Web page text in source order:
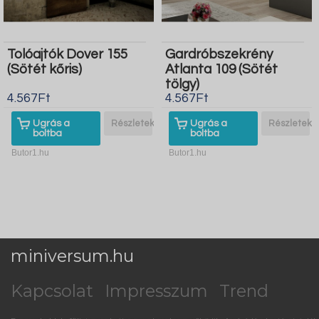
Tolóajtók Dover 155
(Sötét kőris)
4.567Ft
Ugrás a
boltba
Részletek
Butor1.hu
Gardróbszekrény
Atlanta 109 (Sötét
tölgy)
4.567Ft
Ugrás a
boltba
Részletek
Butor1.hu
miniversum.hu
Kapcsolat
Impresszum Trend